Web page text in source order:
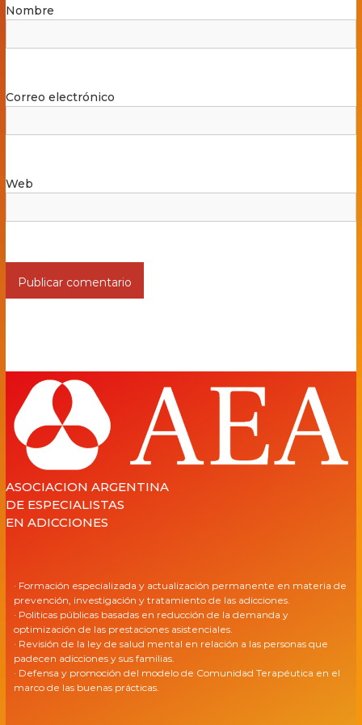
Nombre
Correo electrónico
Web
ASOCIACION ARGENTINA
DE ESPECIALISTAS
EN ADICCIONES
· Formación especializada y actualización permanente en materia de
prevención, investigación y tratamiento de las adicciones.
· Politicas públicas basadas en reducción de la demanda y
optimización de las prestaciones asistenciales.
· Revisión de la ley de salud mental en relación a las personas que
padecen adicciones y sus familias.
· Defensa y promoción del modelo de Comunidad Terapéutica en el
marco de las buenas prácticas.